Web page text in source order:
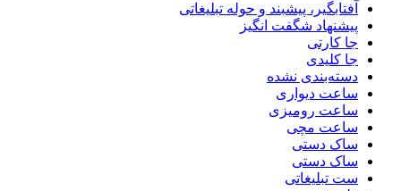
آفتابگیر، پیشبند و حوله تبلیغاتی
پیشنهاد شگفت انگیز
جا کارتی
جا کلیدی
دسته‌بندی نشده
ساعت دیواری
ساعت رومیزی
ساعت مچی
ساک دستی
ساک دستی
ست تبلیغاتی